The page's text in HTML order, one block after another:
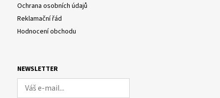
Ochrana osobních údajů
Reklamační řád
Hodnocení obchodu
NEWSLETTER